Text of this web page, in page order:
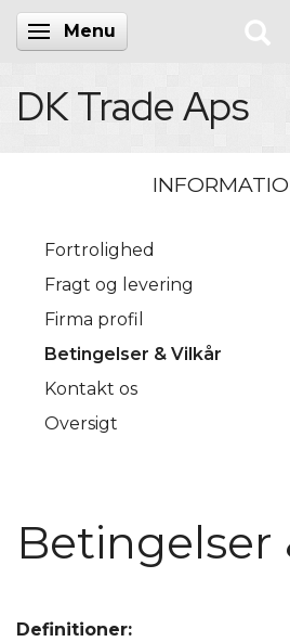
Skifte navigation
Menu
DK Trade Aps
Fortrolighed
Fragt og levering
Firma profil
Betingelser & Vilkår
Kontakt os
Oversigt
Betingelser
Definitioner: